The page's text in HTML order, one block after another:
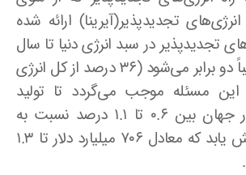
تجدیدپذیر(آیرینا) ارائه شده
تجدیدپذیر در سبد انرژی دنیا تا سال
۲۰۳۰ میلادی تقریباً دو برابر می‌شود (۳۶ درصد از کل انرژی
مسئله موجب می‌گردد تا تولید
ناخالص داخلی در جهان بین ۰.۶ تا ۱.۱ درصد نسبت به
حالت عادی افزایش یابد که معادل ۷۰۶ میلیارد دلار تا ۱.۳
.